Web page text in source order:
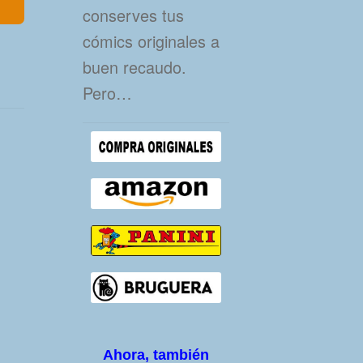
conserves tus
cómics originales a
buen recaudo.
Pero…
Ahora, también